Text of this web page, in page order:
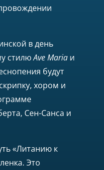
в день
стилюAve Maria и
будут
хором и
Сен-Санса и
«Литанию к
Это